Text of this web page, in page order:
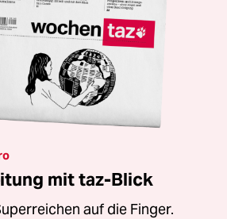
mit taz-Blick
auf die Finger.